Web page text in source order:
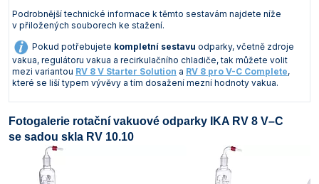
Podrobnější technické informace k těmto sestavám najdete níže
v přiložených souborech ke stažení.
Pokud potřebujete kompletní sestavu odparky, včetně zdroje
vakua, regulátoru vakua a recirkulačního chladiče, tak můžete volit
mezi variantou RV 8 V Starter Solution a RV 8 pro V-C Complete,
které se liší typem vývěvy a tím dosažení mezní hodnoty vakua.
Fotogalerie rotační vakuové odparky IKA RV 8 V–C
se sadou skla RV 10.10